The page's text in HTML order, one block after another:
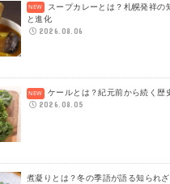
スープカレーとは？札幌発祥の
と進化
2026.08.06
ケールとは？紀元前から続く歴
2026.08.05
煮凝りとは？冬の季語が語る知られ